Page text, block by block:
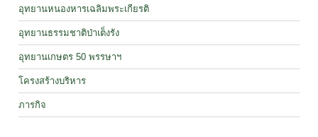
อุทยานหนองหารเฉลิมพระเกียรติ
อุทยานธรรมชาติป่าเต็งรัง
อุทยานเกษตร 50 พรรษาฯ
โครงสร้างบริหาร
ภารกิจ